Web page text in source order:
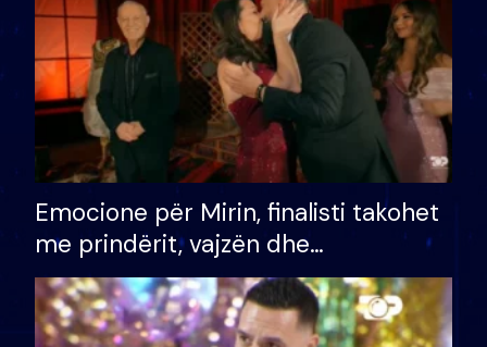
Emocione për Mirin, finalisti takohet
me prindërit, vajzën dhe
bashkëshorten: S’kemi ndonjë letër
divorci apo jo?